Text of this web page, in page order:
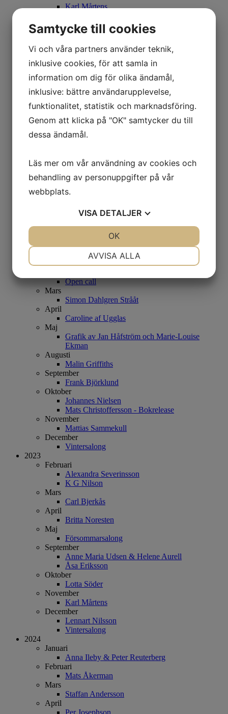
Karl Mårtens
Carl Bjerkås
Julutställning
Januari
Britta Noresten
Christopher Rådlund – Under Himmelen
Stefan MÅS Persson
April
Åsa Eriksson
...och skuggorna
Juni
Madeleine Pyk
Mats Åkerman
Oktober
November
Ida Gudmundsson & Sanna Lindholm
December
2022
Kjell Engman
Open call
Mars
Simon Dahlgren Strååt
April
Caroline af Ugglas
Maj
Grafik av Jan Håfström och Marie-Louise
Ekman
Augusti
Malin Griffiths
September
Frank Björklund
Oktober
Johannes Nielsen
Mats Christoffersson - Bokrelease
November
Mattias Sammekull
December
Vintersalong
2023
Februari
Alexandra Severinsson
K G Nilson
Mars
Carl Bjerkås
April
Britta Noresten
Maj
Försommarsalong
September
Anne Maria Udsen & Helene Aurell
Åsa Eriksson
Oktober
Lotta Söder
November
Karl Mårtens
December
Lennart Nilsson
Vintersalong
2024
Januari
Anna Ileby & Peter Reuterberg
Februari
Mats Åkerman
Mars
Staffan Andersson
April
Per Josephson
Samtycke till cookies
Vi och våra partners använder teknik,
inklusive cookies, för att samla in
information om dig för olika ändamål,
inklusive: bättre användarupplevelse,
funktionalitet, statistik och marknadsföring.
Genom att klicka på "OK" samtycker du till
dessa ändamål.
Läs mer om vår användning av cookies och
behandling av personuppgifter på vår
webbplats.
VISA DETALJER
MARKNADSFÖRING
AVVISA ALLA
OK